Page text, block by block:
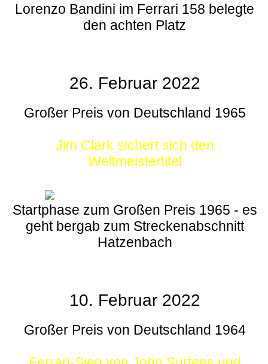
Lorenzo Bandini im Ferrari 158 belegte
den achten Platz
26. Februar 2022
Großer Preis von Deutschland 1965
Jim Clark sichert sich den
Weltmeistertitel
Startphase zum Großen Preis 1965 - es
geht bergab zum Streckenabschnitt
Hatzenbach
10. Februar 2022
Großer Preis von Deutschland 1964